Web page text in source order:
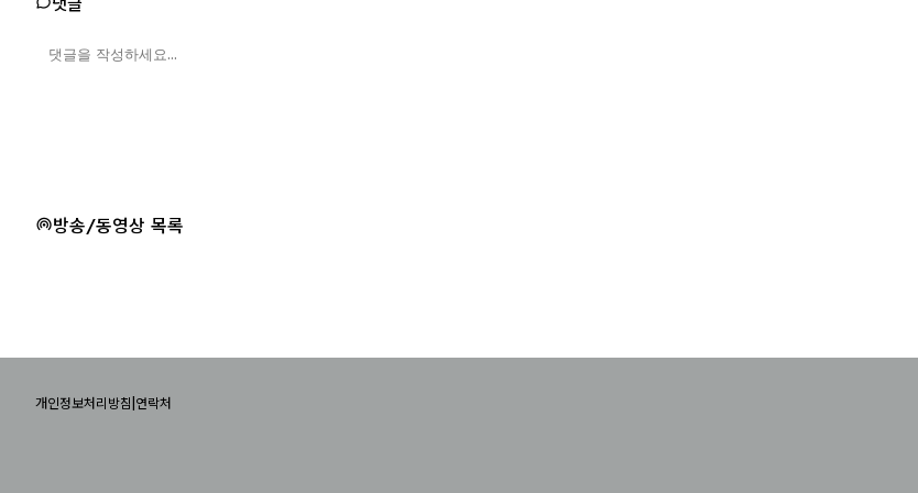
방송/동영상 목록
개인정보처리방침|연락처